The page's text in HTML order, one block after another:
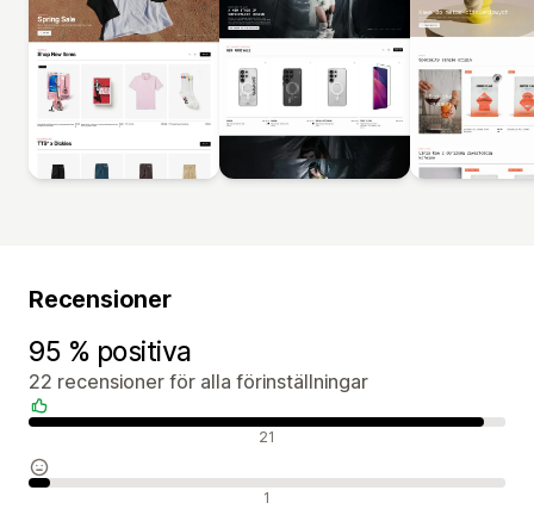
Recensioner
95 % positiva
22 recensioner för alla förinställningar
Positiva recensioner 21
Neutrala recensioner 1